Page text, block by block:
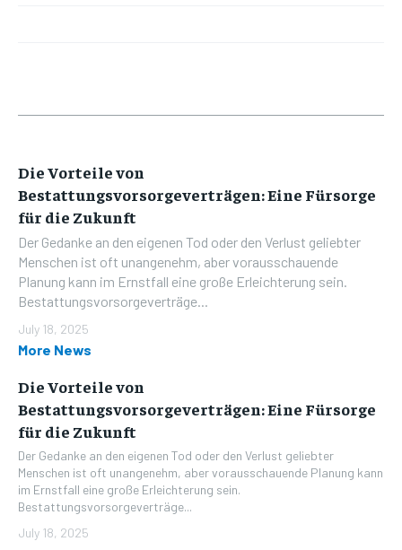
Die Vorteile von
Bestattungsvorsorgeverträgen: Eine Fürsorge
für die Zukunft
Der Gedanke an den eigenen Tod oder den Verlust geliebter
Menschen ist oft unangenehm, aber vorausschauende
Planung kann im Ernstfall eine große Erleichterung sein.
Bestattungsvorsorgeverträge...
July 18, 2025
More News
Die Vorteile von
Bestattungsvorsorgeverträgen: Eine Fürsorge
für die Zukunft
Der Gedanke an den eigenen Tod oder den Verlust geliebter
Menschen ist oft unangenehm, aber vorausschauende Planung kann
im Ernstfall eine große Erleichterung sein.
Bestattungsvorsorgeverträge...
July 18, 2025